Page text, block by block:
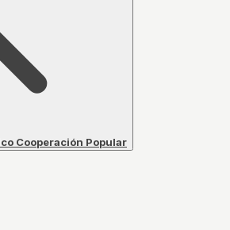
Cooperación Popular